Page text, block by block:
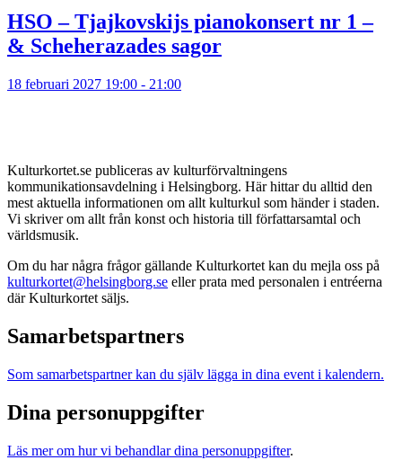
HSO – Tjajkovskijs pianokonsert nr 1 –
& Scheherazades sagor
18 februari 2027 19:00 - 21:00
Kulturkortet.se publiceras av kulturförvaltningens
kommunikationsavdelning i Helsingborg. Här hittar du alltid den
mest aktuella informationen om allt kulturkul som händer i staden.
Vi skriver om allt från konst och historia till författarsamtal och
världsmusik.
Om du har några frågor gällande Kulturkortet kan du mejla oss på
kulturkortet@helsingborg.se eller prata med personalen i entréerna
där Kulturkortet säljs.
Samarbetspartners
Som samarbetspartner kan du själv lägga in dina event i kalendern.
Dina personuppgifter
Läs mer om hur vi behandlar dina personuppgifter.